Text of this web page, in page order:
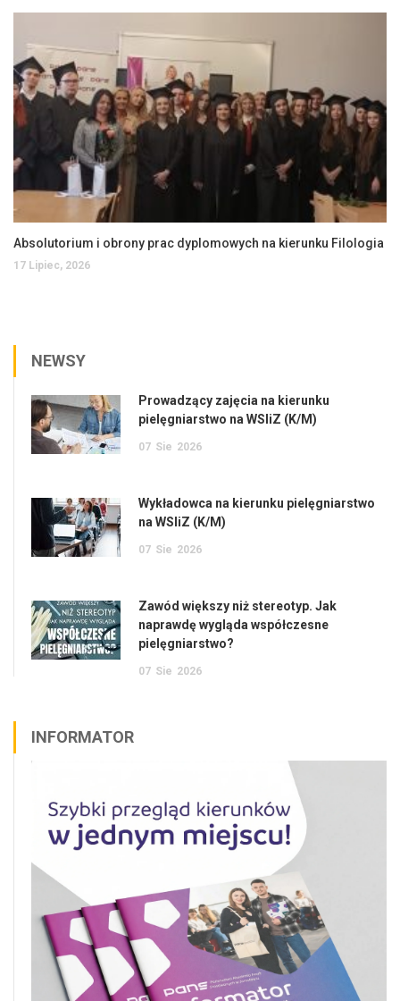
Absolutorium i obrony prac dyplomowych na kierunku Filologia
17 Lipiec, 2026
NEWSY
Prowadzący zajęcia na kierunku
pielęgniarstwo na WSIiZ (K/M)
07 Sie 2026
Wykładowca na kierunku pielęgniarstwo
na WSIiZ (K/M)
07 Sie 2026
Zawód większy niż stereotyp. Jak
naprawdę wygląda współczesne
pielęgniarstwo?
07 Sie 2026
INFORMATOR